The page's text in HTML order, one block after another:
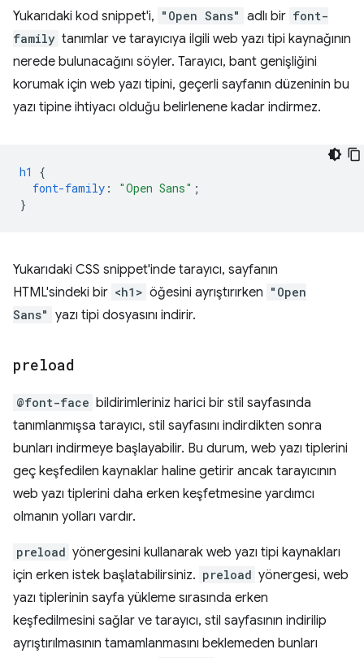
Yukarıdaki kod snippet'i, "Open Sans" adlı bir font-
family tanımlar ve tarayıcıya ilgili web yazı tipi kaynağının
nerede bulunacağını söyler. Tarayıcı, bant genişliğini
korumak için web yazı tipini, geçerli sayfanın düzeninin bu
yazı tipine ihtiyacı olduğu belirlenene kadar indirmez.
h1
{
font-family : "Open Sans" ;
}
Yukarıdaki CSS snippet'inde tarayıcı, sayfanın
HTML'sindeki bir <h1> öğesini ayrıştırırken "Open
Sans" yazı tipi dosyasını indirir.
preload
@font-face bildirimleriniz harici bir stil sayfasında
tanımlanmışsa tarayıcı, stil sayfasını indirdikten sonra
bunları indirmeye başlayabilir. Bu durum, web yazı tiplerini
geç keşfedilen kaynaklar haline getirir ancak tarayıcının
web yazı tiplerini daha erken keşfetmesine yardımcı
olmanın yolları vardır.
preload yönergesini kullanarak web yazı tipi kaynakları
için erken istek başlatabilirsiniz. preload yönergesi, web
yazı tiplerinin sayfa yükleme sırasında erken
keşfedilmesini sağlar ve tarayıcı, stil sayfasının indirilip
ayrıştırılmasının tamamlanmasını beklemeden bunları